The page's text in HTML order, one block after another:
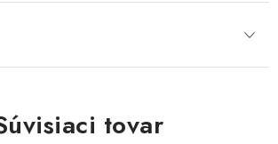
tovar